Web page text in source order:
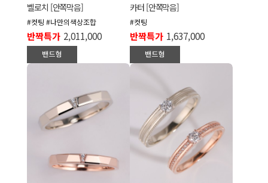
벨로치 [안쪽막음]
#컷팅 #나만의색상조합
반짝특가 2,011,000
카터 [안쪽막음]
#컷팅
반짝특가 1,637,000